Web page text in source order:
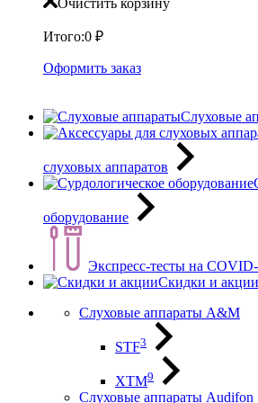
Очистить корзину
Итого:0 ₽
Оформить заказ
Слуховые
слуховых аппаратов
оборудование
Экспресс-тесты на
Скидки и акции
Слуховые аппараты A&M
STF3
XTM9
Слуховые аппараты Audifon